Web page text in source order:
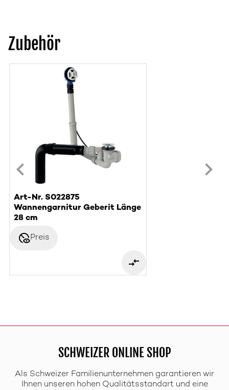
Zubehör
Art-Nr. S022875
Wannengarnitur Geberit Länge
28 cm
disabled_visiblePreis
SCHWEIZER ONLINE SHOP
Als Schweizer Familienunternehmen garantieren wir
Ihnen unseren hohen Qualitätsstandart und eine